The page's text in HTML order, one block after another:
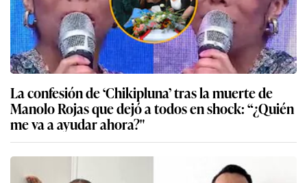
La confesión de ‘Chikipluna’ tras la muerte de
Manolo Rojas que dejó a todos en shock: “¿Quién
me va a ayudar ahora?"